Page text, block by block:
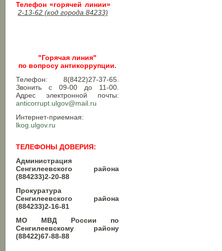
Телефон «горячей линии»
2-13-62 (код города 84233)
"Горячая линия"
по вопросу антикоррупции.
Телефон: 8(8422)27-37-65.
Звонить с 09-00 до 11-00.
Адрес электронной почты:
anticorrupt.ulgov@mail.ru
Интернет-приемная:
lkog.ulgov.ru
ТЕЛЕФОНЫ ДОВЕРИЯ:
Администрация
Сенгилеевского района
(884233)2-20-88
Прокуратура
Сенгилеевского района
(884233)2-16-81
МО МВД России по
Сенгилеевскому району
(88422)67-88-88